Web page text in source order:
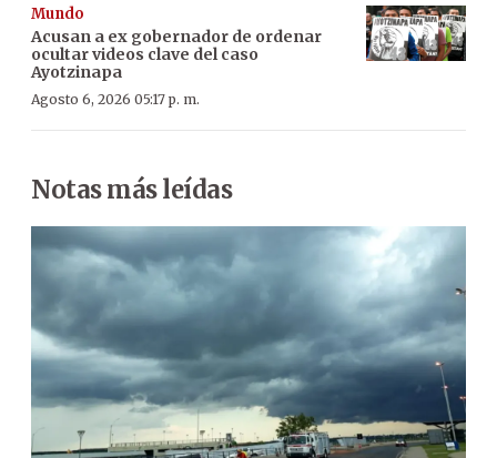
Mundo
Acusan a ex gobernador de ordenar
ocultar videos clave del caso
Ayotzinapa
Agosto 6, 2026 05:17 p. m.
Notas más leídas